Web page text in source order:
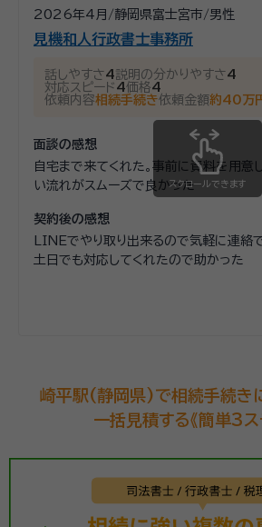
2026年4月 /静岡県富士宮市/男性
見機和人行政書士事務所
話しやすさ4説明の分かりやすさ4
対応スピード 4価格4
依頼内容相続手続き依頼金額約40万
面談の感想
自宅まで来てくれた。事前に資料を用意
い流れがスムーズで良かった
契約後の感想
LINEでやり取り出来るので気軽に連絡
土日でも対応してくれたので助かった
スクロールできます
崎平駅(静岡県)で相続手続き
一括見積する《簡単3ス